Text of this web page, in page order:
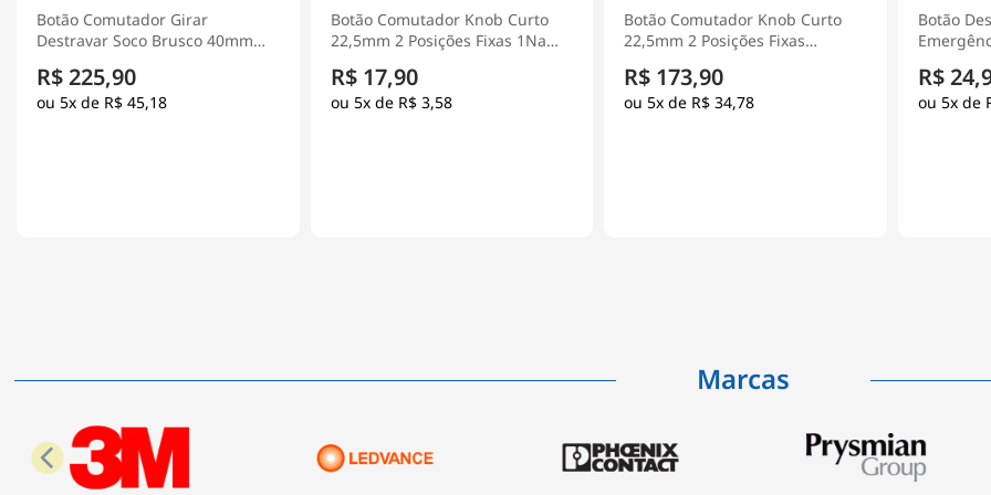
Botão Comutador Knob Curto
22,5mm 2 Posições Fixas 1Na
Electric
R$ 17,90
5x de R$ 3,58
Botão Comutador Knob Curto
22,5mm 2 Posições Fixas
Schneider Electric
R$ 173,90
5x de R$ 34,78
Botão Desligamento De
Emergência Plástico 22mm 1NF
Electric
R$ 24,90
5x de R$ 4,98
Chave
Liga/
-
R$
5x de
Marcas